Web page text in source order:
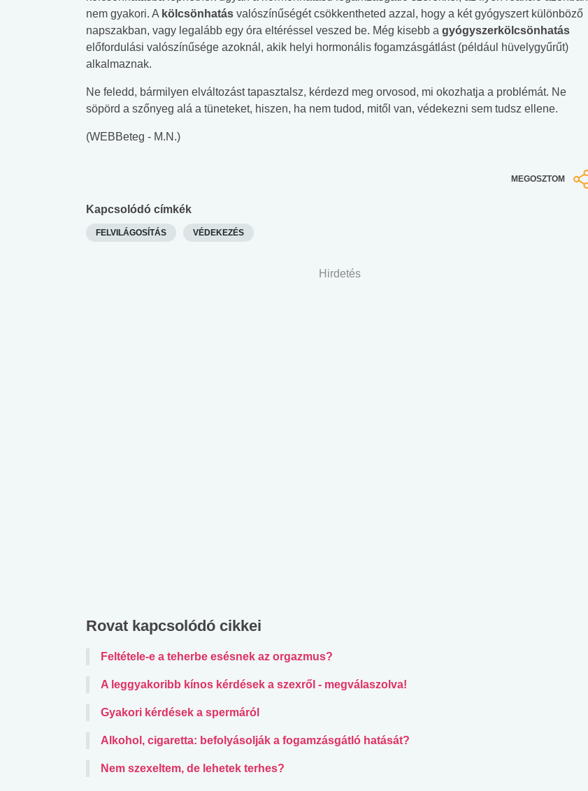
nem gyakori. A kölcsönhatás valószínűségét csökkentheted azzal, hogy a két gyógyszert különböző
napszakban, vagy legalább egy óra eltéréssel veszed be. Még kisebb a gyógyszerkölcsönhatás
előfordulási valószínűsége azoknál, akik helyi hormonális fogamzásgátlást (például hüvelygyűrűt)
alkalmaznak.
Ne feledd, bármilyen elváltozást tapasztalsz, kérdezd meg orvosod, mi okozhatja a problémát. Ne
söpörd a szőnyeg alá a tüneteket, hiszen, ha nem tudod, mitől van, védekezni sem tudsz ellene.
(WEBBeteg - M.N.)
MEGOSZTOM
Kapcsolódó címkék
FELVILÁGOSÍTÁS VÉDEKEZÉS
Hirdetés
Rovat kapcsolódó cikkei
Feltétele-e a teherbe esésnek az orgazmus?
A leggyakoribb kínos kérdések a szexről - megválaszolva!
Gyakori kérdések a spermáról
Alkohol, cigaretta: befolyásolják a fogamzásgátló hatását?
Nem szexeltem, de lehetek terhes?